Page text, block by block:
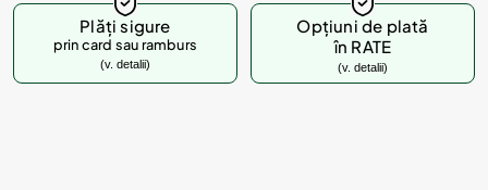
Plăți sigure
prin card sau ramburs
(v. detalii)
Opțiuni de plată
în RATE
(v. detalii)